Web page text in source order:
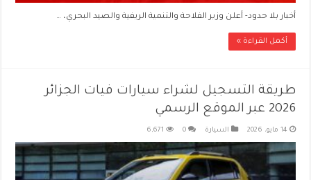
أخبار بلا حدود- أعلن وزير الفلاحة والتنمية الريفية والصيد البحري، …
أكمل القراءة »
طريقة التسجيل لشراء سيارات فيات الجزائر
2026 عبر الموقع الرسمي
14 مايو، 2026 السيارة 0
6,671